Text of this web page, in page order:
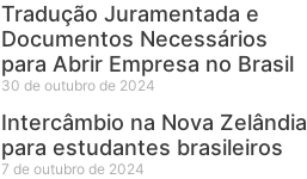
Tradução Juramentada e
Documentos Necessários
para Abrir Empresa no Brasil
30 de outubro de 2024
Intercâmbio na Nova Zelândia
para estudantes brasileiros
7 de outubro de 2024